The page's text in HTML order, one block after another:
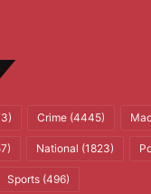
Crime (4445)
National (1823)
Sports (496)